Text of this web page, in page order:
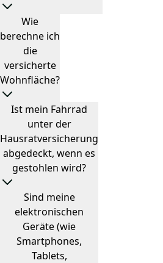
Wie
berechne ich
die
versicherte
Wohnfläche?
Ist mein Fahrrad
unter der
Hausratversicherung
abgedeckt, wenn es
gestohlen wird?
Sind meine
elektronischen
Geräte (wie
Smartphones,
Tablets,